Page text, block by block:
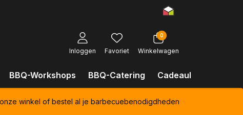
Inloggen Favoriet
0
Winkelwagen
BBQ-Workshops BBQ-Catering Cadeaubonnen
winkel of bestel al je barbecuebenodigdheden